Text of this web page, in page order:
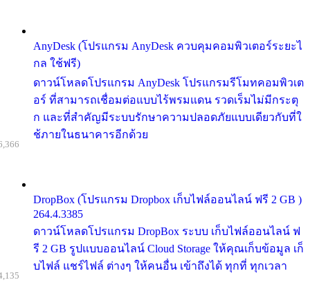
AnyDesk (โปรแกรม AnyDesk ควบคุมคอมพิวเตอร์ระยะไ
กล ใช้ฟรี)
ดาวน์โหลดโปรแกรม AnyDesk โปรแกรมรีโมทคอมพิวเต
อร์ ที่สามารถเชื่อมต่อแบบไร้พรมแดน รวดเร็มไม่มีกระตุ
ก และที่สำคัญมีระบบรักษาความปลอดภัยแบบเดียวกับที่ใ
ช้ภายในธนาคารอีกด้วย
DropBox (โปรแกรม Dropbox เก็บไฟล์ออนไลน์ ฟรี 2 GB )
264.4.3385
ดาวน์โหลดโปรแกรม DropBox ระบบ เก็บไฟล์ออนไลน์ ฟ
รี 2 GB รูปแบบออนไลน์ Cloud Storage ให้คุณเก็บข้อมูล เก็
บไฟล์ แชร์ไฟล์ ต่างๆ ให้คนอื่น เข้าถึงได้ ทุกที่ ทุกเวลา